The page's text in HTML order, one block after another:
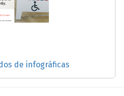
de infográficas